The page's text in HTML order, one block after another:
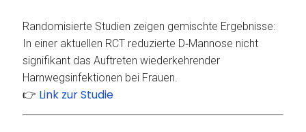
Randomisierte Studien zeigen gemischte Ergebnisse:
In einer aktuellen RCT reduzierte D‑Mannose nicht
signifikant das Auftreten wiederkehrender
Harnwegsinfektionen bei Frauen.
👉 Link zur Studie